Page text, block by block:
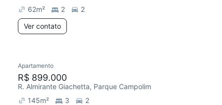
62m² 2
2
Ver contato
Apartamento
R$ 899.000
R. Almirante Giachetta, Parque Campolim
145m² 3
2